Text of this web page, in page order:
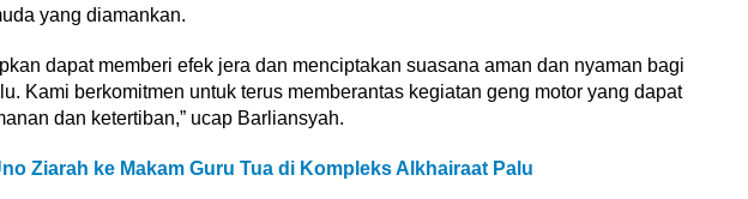
yang diamankan.
dapat memberi efek jera dan menciptakan suasana aman dan nyaman bagi
Kami berkomitmen untuk terus memberantas kegiatan geng motor yang dapat
dan ketertiban,” ucap Barliansyah.
Ziarah ke Makam Guru Tua di Kompleks Alkhairaat Palu